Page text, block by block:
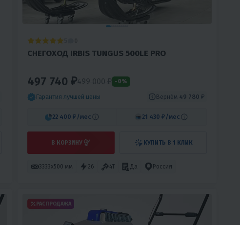
СНЕГОХОД IRBIS TUNGUS 500LE PRO
497 740 ₽499 000₽ -0%
Гарантия лучшей цены Вернём49 774 ₽
22 400 ₽ /мес 21 430 ₽ /мес
В КОРЗИНУ КУПИТЬ В 1 КЛИК
3333х500 мм 26 4T Да Россия
РАСПРОДАЖА